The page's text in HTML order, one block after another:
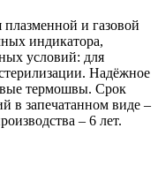
и газовой
индикатора,
условий: для
Надёжное
термошвы. Срок
в запечатанном виде –
– 6 лет.